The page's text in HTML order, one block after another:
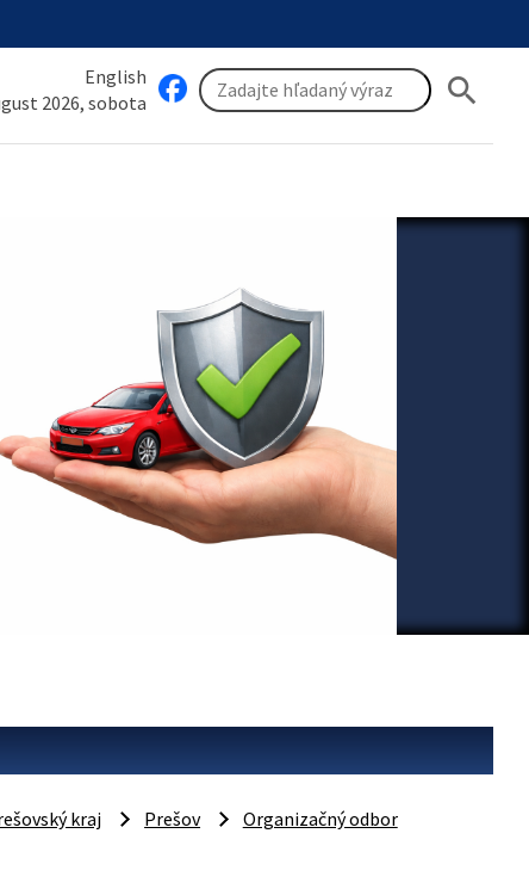
English
2026, sobota
search
kraj Prešov
Organizačný odbor